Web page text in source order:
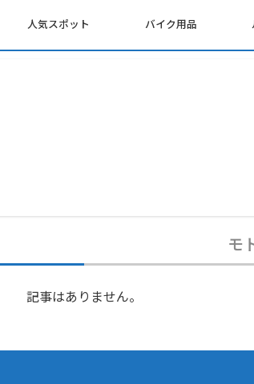
人気スポット バイク用品
モ
記事はありません。